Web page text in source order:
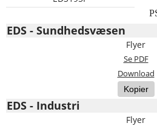
EDS - Sundhedsvæsen
Flyer
Se PDF
Download
Kopier
EDS - Industri
Flyer